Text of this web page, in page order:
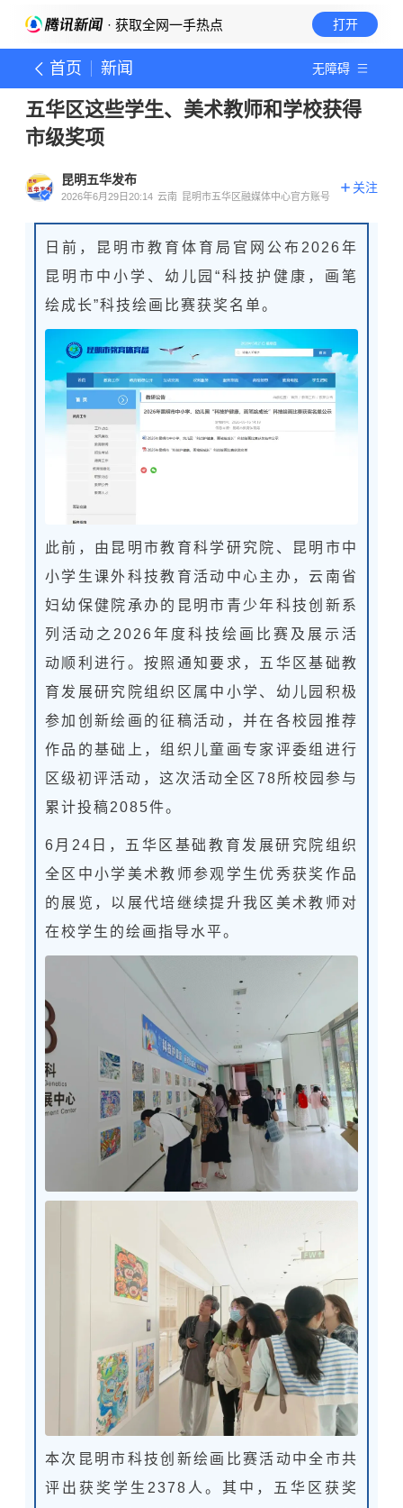
· 获取全网一手热点 打开
首页 新闻 无障碍
五华区这些学生、美术教师和学校获得
市级奖项
昆明五华发布
2026年6月29日20:14 云南 昆明市五华区融媒体中心官方账号
关注
日前，昆明市教育体育局官网公布2026年
昆明市中小学、幼儿园“科技护健康，画笔
绘成长”科技绘画比赛获奖名单。
此前，由昆明市教育科学研究院、昆明市中
小学生课外科技教育活动中心主办，云南省
妇幼保健院承办的昆明市青少年科技创新系
列活动之2026年度科技绘画比赛及展示活
动顺利进行。按照通知要求，五华区基础教
育发展研究院组织区属中小学、幼儿园积极
参加创新绘画的征稿活动，并在各校园推荐
作品的基础上，组织儿童画专家评委组进行
区级初评活动，这次活动全区78所校园参与
累计投稿2085件。
6月24日，五华区基础教育发展研究院组织
全区中小学美术教师参观学生优秀获奖作品
的展览，以展代培继续提升我区美术教师对
在校学生的绘画指导水平。
本次昆明市科技创新绘画比赛活动中全市共
评出获奖学生2378人。其中，五华区获奖